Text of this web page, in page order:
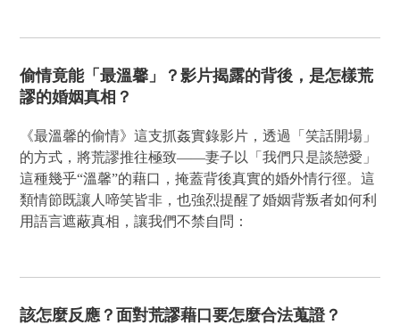
偷情竟能「最溫馨」？影片揭露的背後，是怎樣荒
謬的婚姻真相？
《最溫馨的偷情》這支抓姦實錄影片，透過「笑話開場」
的方式，將荒謬推往極致——妻子以「我們只是談戀愛」
這種幾乎“溫馨”的藉口，掩蓋背後真實的婚外情行徑。這
類情節既讓人啼笑皆非，也強烈提醒了婚姻背叛者如何利
用語言遮蔽真相，讓我們不禁自問：
該怎麼反應？面對荒謬藉口要怎麼合法蒐證？